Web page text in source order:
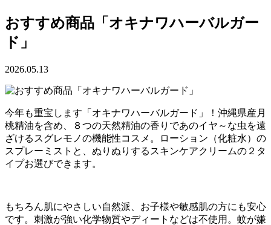
おすすめ商品「オキナワハーバルガー
ド」
2026.05.13
今年も重宝します「オキナワハーバルガード」！沖縄県産月
桃精油を含め、８つの天然精油の香りであのイヤ～な虫を遠
ざけるスグレモノの機能性コスメ。ローション（化粧水）の
スプレーミストと、ぬりぬりするスキンケアクリームの２タ
イプお選びできます。
もちろん肌にやさしい自然派、お子様や敏感肌の方にも安心
です。刺激が強い化学物質やディートなどは不使用。蚊が嫌